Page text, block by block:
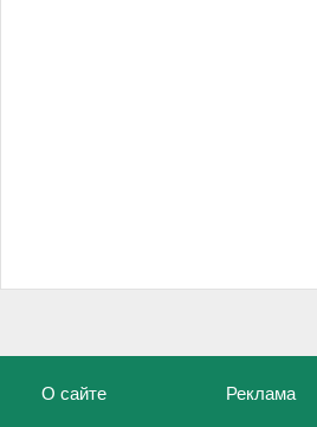
О сайте Реклама